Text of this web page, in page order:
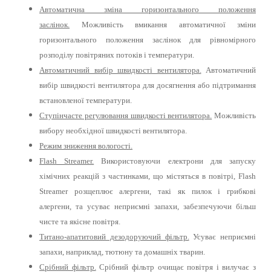
Автоматична зміна горизонтального положення
заслінок.
Можливість вмикання автоматичної зміни
горизонтального положення заслінок для рівномірного
розподілу повітряних потоків і температури.
Автоматичний вибір швидкості вентилятора. Автоматичний
вибір швидкості вентилятора для досягнення або підтримання
встановленої температури.
Ступінчасте регулювання швидкості вентилятора. Можливість
вибору необхідної швидкості вентилятора.
Режим зниження вологості.
Flash Streamer.
Використовуючи електрони для запуску
хімічних реакцій з частинками, що містяться в повітрі, Flash
Streamer розщеплює алергени, такі як пилок і грибкові
алергени, та усуває неприємні запахи, забезпечуючи більш
чисте та якісне повітря.
Титано-апатитовий дезодоруючий фільтр. Усуває неприємні
запахи, наприклад, тютюну та домашніх тварин.
Срібний фільтр. Срібний фільтр очищає повітря і вилучає з